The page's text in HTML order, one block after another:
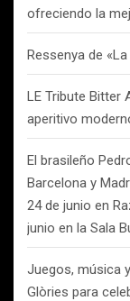
ofreciendo la
Ressenya de
LE Tribute Bitter
aperitivo
El brasileño
Barcelona y
24 de junio en
junio en la Sala
Juegos, música
Glòries para